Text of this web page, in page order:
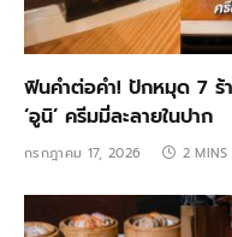
ฟินคำต่อคำ! ปักหมุด 7 ร้า
‘อูนิ’ ครีมมี่ละลายในปาก
กรกฎาคม 17, 2026 2 MINS